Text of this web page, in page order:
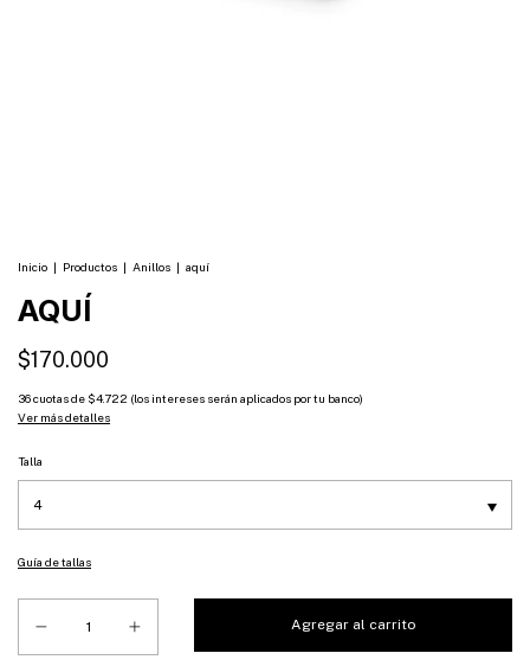
Inicio | Productos | Anillos | aquí
AQUÍ
$170.000
36cuotas de $4.722 (los intereses serán aplicados por tu banco)
Ver más detalles
Talla
Guía de tallas